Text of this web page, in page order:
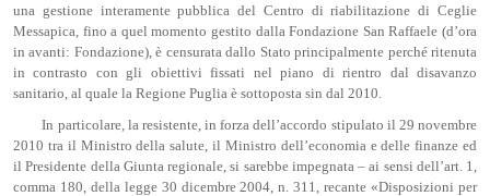
una gestione interamente pubblica del Centro di riabilitazione di Ceglie
Messapica, fino a quel momento gestito dalla Fondazione San Raffaele (d’ora
in avanti: Fondazione), è censurata dallo Stato principalmente perché ritenuta
in contrasto con gli obiettivi fissati nel piano di rientro dal disavanzo
sanitario, al quale la Regione Puglia è sottoposta sin dal 2010.
In particolare, la resistente, in forza dell’accordo stipulato il 29 novembre
2010 tra il Ministro della salute, il Ministro dell’economia e delle finanze ed
il Presidente della Giunta regionale, si sarebbe impegnata – ai sensi dell’art. 1,
comma 180, della legge 30 dicembre 2004, n. 311, recante «Disposizioni per